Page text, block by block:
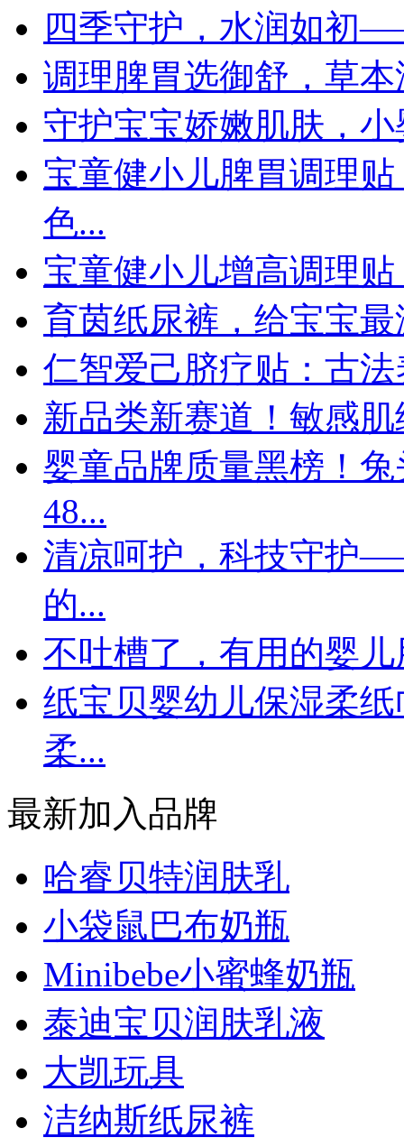
四季守护，水润如初
调理脾胃选御舒，草
守护宝宝娇嫩肌肤，
宝童健小儿脾胃调理
色...
宝童健小儿增高调理
育茵纸尿裤，给宝宝
仁智爱己脐疗贴：古
新品类新赛道！敏感
婴童品牌质量黑榜！
48...
清凉呵护，科技守护
的...
不吐槽了，有用的婴
纸宝贝婴幼儿保湿柔
柔...
最新加入品牌
哈睿贝特润肤乳
小袋鼠巴布奶瓶
Minibebe小蜜蜂奶瓶
泰迪宝贝润肤乳液
大凯玩具
洁纳斯纸尿裤